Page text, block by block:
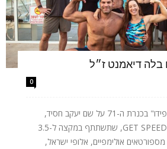
בלה דיאמנט ז״ל
0
כחודש לפני צליחת "ספידו" בכנרת ה-71 על שם יעקב חסיד,
נחשפה נבחרת GET SPEEDO FIT, שתשתתף במקצה ל-3.5
אולימפיים, אלופי ישראל,